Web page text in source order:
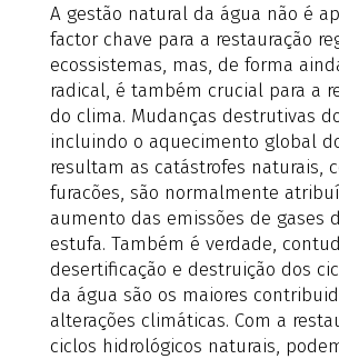
A gestão natural da água não é
factor chave para a restauração
ecossistemas, mas, de forma
radical, é também crucial para a
do clima. Mudanças destrutivas
incluindo o aquecimento global
resultam as catástrofes naturais,
furacões, são normalmente
aumento das emissões de gases
estufa. Também é verdade,
desertificação e destruição dos
da água são os maiores
alterações climáticas. Com a
ciclos hidrológicos naturais,